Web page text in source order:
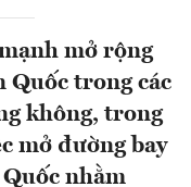
mở rộng
Quốc trong các
không, trong
mở đường bay
nhằm